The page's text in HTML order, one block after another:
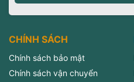
CHÍNH SÁCH
Chính sách bảo mật
Chính sách vận chuyển